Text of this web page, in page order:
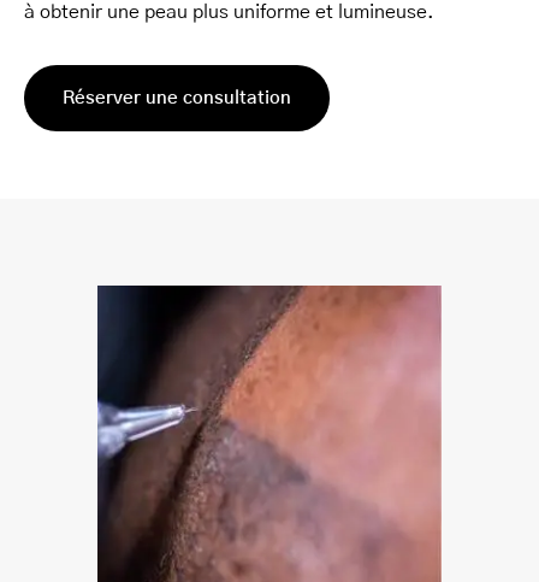
à obtenir une peau plus uniforme et lumineuse.
Réserver une consultation